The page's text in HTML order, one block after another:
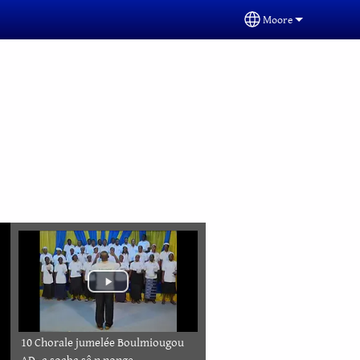
Select your
Moore
10 Chorale jumelée Boulmiougou